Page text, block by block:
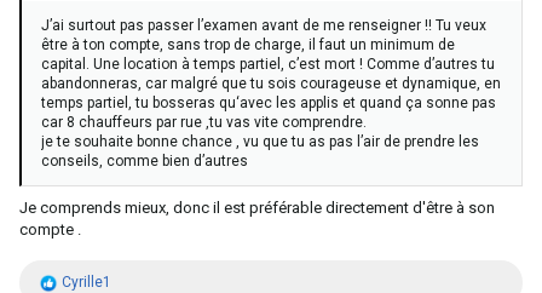
J’ai surtout pas passer l’examen avant de me renseigner !! Tu veux
être à ton compte, sans trop de charge, il faut un minimum de
capital. Une location à temps partiel, c’est mort ! Comme d’autres tu
abandonneras, car malgré que tu sois courageuse et dynamique, en
temps partiel, tu bosseras qu‘avec les applis et quand ça sonne pas
car 8 chauffeurs par rue ,tu vas vite comprendre.
je te souhaite bonne chance , vu que tu as pas l’air de prendre les
conseils, comme bien d’autres
Je comprends mieux, donc il est préférable directement d'être à son
compte .
R
Cyrille1